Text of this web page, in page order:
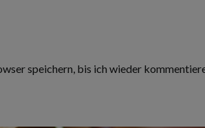
speichern, bis ich wieder